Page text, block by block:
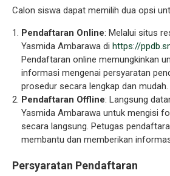
Calon siswa dapat memilih dua opsi
Pendaftaran Online: Melalui situs
Yasmida Ambarawa di https://
Pendaftaran online memungkinkan
informasi mengenai persyaratan
prosedur secara lengkap dan mudah.
Pendaftaran Offline: Langsung
Yasmida Ambarawa untuk mengisi
secara langsung. Petugas
membantu dan memberikan
Persyaratan Pendaftaran